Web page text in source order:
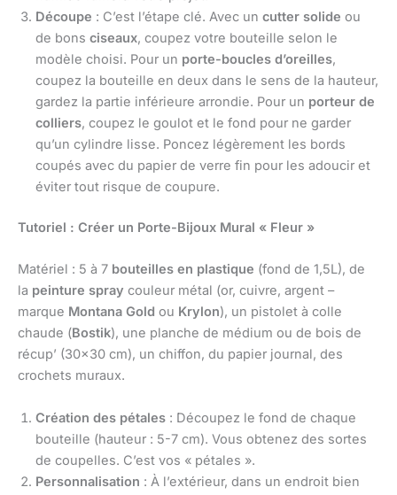
Découpe : C’est l’étape clé. Avec un cutter solide ou
de bons ciseaux, coupez votre bouteille selon le
modèle choisi. Pour un porte-boucles d’oreilles,
coupez la bouteille en deux dans le sens de la hauteur,
gardez la partie inférieure arrondie. Pour un porteur de
colliers, coupez le goulot et le fond pour ne garder
qu’un cylindre lisse. Poncez légèrement les bords
coupés avec du papier de verre fin pour les adoucir et
éviter tout risque de coupure.
Tutoriel : Créer un Porte-Bijoux Mural « Fleur »
Matériel : 5 à 7 bouteilles en plastique (fond de 1,5L), de
la peinture spray couleur métal (or, cuivre, argent –
marque Montana Gold ou Krylon), un pistolet à colle
chaude (Bostik), une planche de médium ou de bois de
récup’ (30×30 cm), un chiffon, du papier journal, des
crochets muraux.
Création des pétales : Découpez le fond de chaque
bouteille (hauteur : 5-7 cm). Vous obtenez des sortes
de coupelles. C’est vos « pétales ».
Personnalisation : À l’extérieur, dans un endroit bien